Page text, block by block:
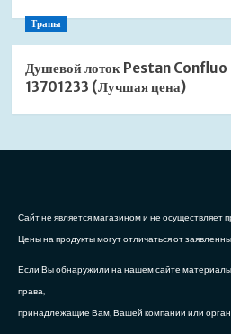
Трапы
Душевой лоток Pestan
13701233 (Лучшая цена)
Сайт не является магазином и не осуществляет
Цены на продукты могут отличаться от
Если Вы обнаружили на нашем сайте
права,
принадлежащие Вам, Вашей компании или